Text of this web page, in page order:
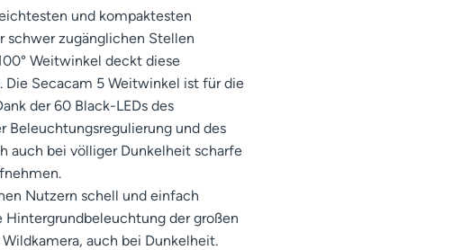
und kompaktesten
schwer zugänglichen Stellen
Weitwinkel deckt diese
Secacam 5 Weitwinkel ist für die
der 60 Black-LEDs des
und des
auch bei völliger Dunkelheit scharfe
Nutzern schell und einfach
Hintergrundbeleuchtung der großen
auch bei Dunkelheit.